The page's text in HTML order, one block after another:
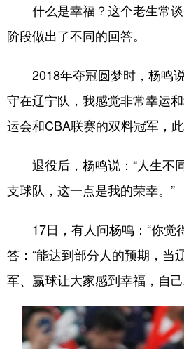
什么是幸福？这个老生常谈
阶段做出了不同的回答。
2018年夺冠圆梦时，杨鸣说
守在辽宁队，我感觉非常幸运
运会和CBA联赛的双料冠军，
退役后，杨鸣说：“人生不
支球队，这一点是我的荣幸。”
17日，有人问杨鸣：“你觉
答：“能达到部分人的预期，当
军、赢球让大家感到幸福，自